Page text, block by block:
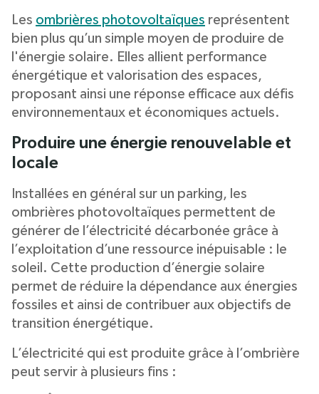
Les ombrières photovoltaïques représentent
bien plus qu’un simple moyen de produire de
l'énergie solaire. Elles allient performance
énergétique et valorisation des espaces,
proposant ainsi une réponse efficace aux défis
environnementaux et économiques actuels.
Produire une énergie renouvelable et
locale
Installées en général sur un parking, les
ombrières photovoltaïques permettent de
générer de l’électricité décarbonée grâce à
l’exploitation d’une ressource inépuisable : le
soleil. Cette production d’énergie solaire
permet de réduire la dépendance aux énergies
fossiles et ainsi de contribuer aux objectifs de
transition énergétique.
L’électricité qui est produite grâce à l’ombrière
peut servir à plusieurs fins :